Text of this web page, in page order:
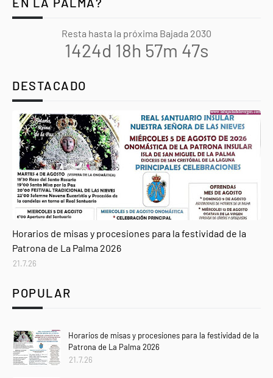
Resta hasta la próxima Bajada 2030
1424d 18h 57m 46s
DESTACADO
Horarios de misas y procesiones para la festividad de la
Patrona de La Palma 2026
21.7.26
POPULAR
Horarios de misas y procesiones para la festividad de la
Patrona de La Palma 2026
21.7.26